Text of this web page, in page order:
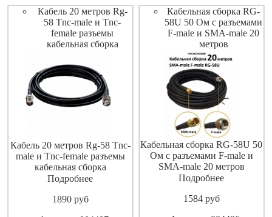
Кабель 20 метров Rg-
58 Tnc-male и Tnc-
female разъемы
кабельная сборка
Кабель 20 метров Rg-58 Tnc-
male и Tnc-female разъемы
кабельная сборка
Подробнее
1890pуб
Кабельная сборка RG-
58U 50 Ом с разъемами
F-male и SMA-male 20
метров
Кабельная сборка RG-58U 50
Ом с разъемами F-male и
SMA-male 20 метров
Подробнее
1584pуб